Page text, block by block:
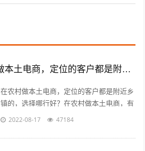
附近电商:在农村做本土电商，定位的客户都是附近乡镇的，选择哪类商品好？
在农村做本土电商，定位的客户都是附近乡
镇的，选择哪行好？在农村做本土电商，有
一个莫大的好处，那就是诚信问题能够得到
2022-08-17 47184